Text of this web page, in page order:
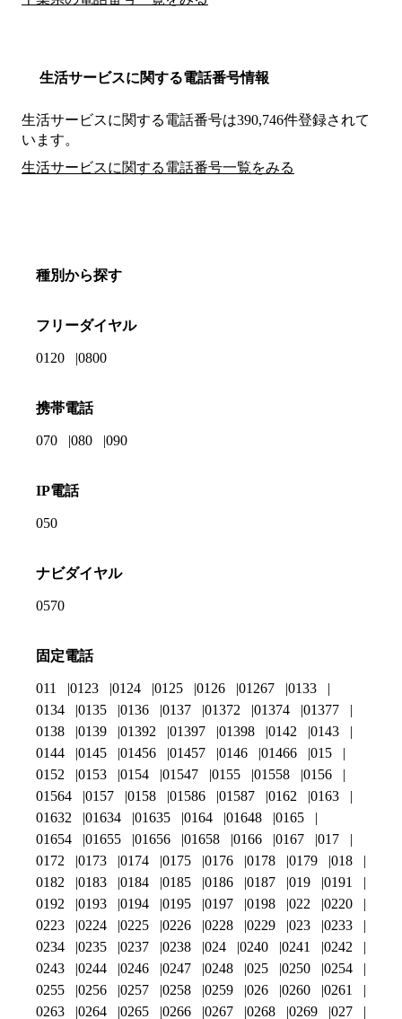
生活サービスに関する電話番号情報
生活サービスに関する電話番号は390,746件登録されて
います。
生活サービスに関する電話番号一覧をみる
種別から探す
フリーダイヤル
0120 0800
携帯電話
070 080 090
IP電話
050
ナビダイヤル
0570
固定電話
011 0123 0124 0125 0126 01267
0133
0134
0135 0136 0137 01372 01374
01377
0138
0139 01392 01397 01398 0142
0143
0144
0145 01456 01457 0146 01466
015
0152
0153 0154 01547 0155 01558
0156
01564
0157 0158 01586 01587 0162
0163
01632
01634 01635 0164 01648
0165
01654
01655 01656 01658 0166 0167
017
0172
0173 0174 0175 0176 0178 0179
018
0182
0183 0184 0185 0186 0187 019
0191
0192
0193 0194 0195 0197 0198 022
0220
0223
0224 0225 0226 0228 0229 023
0233
0234
0235 0237 0238 024 0240 0241
0242
0243
0244 0246 0247 0248 025 0250
0254
0255
0256 0257 0258 0259 026 0260
0261
0263
0264 0265 0266 0267 0268 0269 027